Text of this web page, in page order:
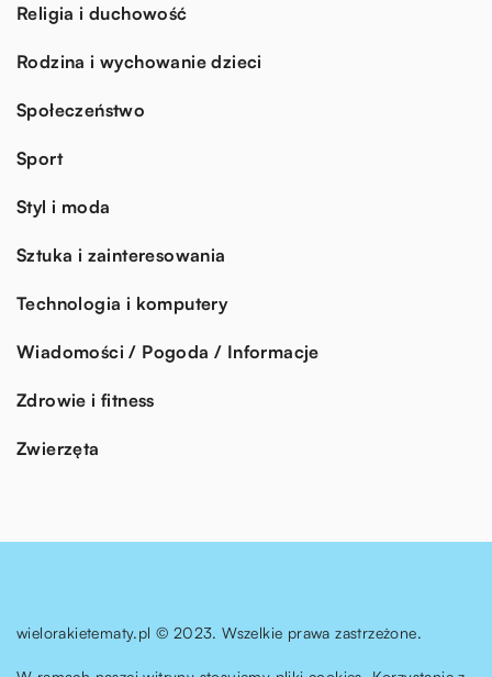
Religia i duchowość
Rodzina i wychowanie dzieci
Społeczeństwo
Sport
Styl i moda
Sztuka i zainteresowania
Technologia i komputery
Wiadomości / Pogoda / Informacje
Zdrowie i fitness
Zwierzęta
wielorakietematy.pl © 2023. Wszelkie prawa zastrzeżone.